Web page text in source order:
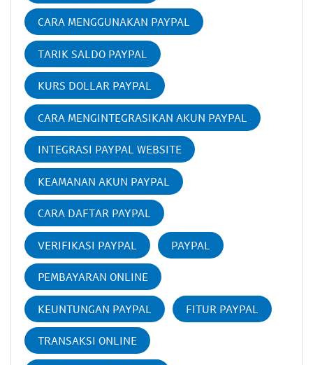
CARA MENGGUNAKAN PAYPAL
TARIK SALDO PAYPAL
KURS DOLLAR PAYPAL
CARA MENGINTEGRASIKAN AKUN PAYPAL
INTEGRASI PAYPAL WEBSITE
KEAMANAN AKUN PAYPAL
CARA DAFTAR PAYPAL
VERIFIKASI PAYPAL PAYPAL
PEMBAYARAN ONLINE
KEUNTUNGAN PAYPAL FITUR PAYPAL
TRANSAKSI ONLINE